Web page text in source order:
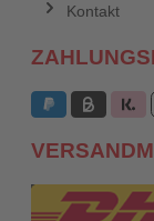
Kontakt